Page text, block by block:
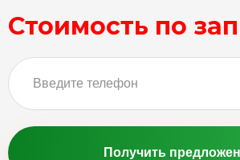
Стоимость по
Получить